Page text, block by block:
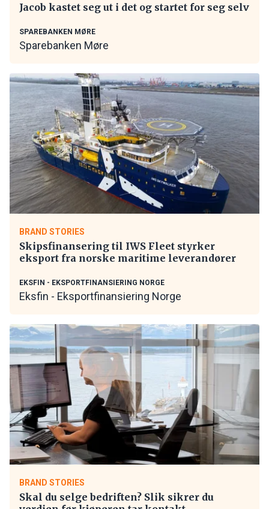
Jacob kastet seg ut i det og startet for seg selv
SPAREBANKEN MØRE
Sparebanken Møre
BRAND STORIES
Skipsfinansering til IWS Fleet styrker
eksport fra norske maritime leverandører
EKSFIN - EKSPORTFINANSIERING NORGE
Eksfin - Eksportfinansiering Norge
BRAND STORIES
Skal du selge bedriften? Slik sikrer du